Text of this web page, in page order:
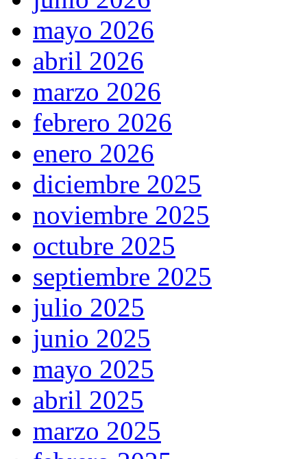
mayo 2026
abril 2026
marzo 2026
febrero 2026
enero 2026
diciembre 2025
noviembre 2025
octubre 2025
septiembre 2025
julio 2025
junio 2025
mayo 2025
abril 2025
marzo 2025